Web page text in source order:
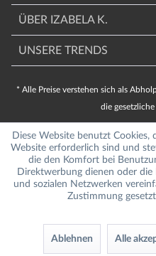
ÜBER IZABELA K.
UNSERE TRENDS
* Alle Preise verstehen sich als
die
Diese Website benutzt
Website erforderlich sind und
die den Komfort bei
Direktwerbung dienen oder
und sozialen Netzwerken
Zustimmung
Ablehnen Alle